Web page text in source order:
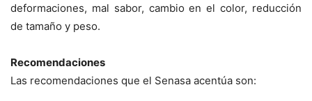
deformaciones, mal sabor, cambio en el color, reducción
de tamaño y peso.
Recomendaciones
Las recomendaciones que el Senasa acentúa son: